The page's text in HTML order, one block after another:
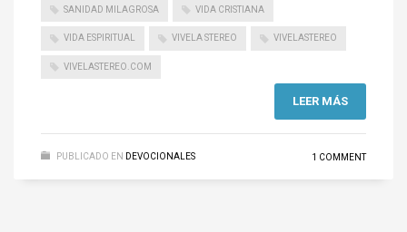
SANIDAD MILAGROSA VIDA CRISTIANA
VIDA ESPIRITUAL VIVELA STEREO VIVELASTEREO
VIVELASTEREO.COM
LEER MÁS
PUBLICADO EN DEVOCIONALES 1 COMMENT